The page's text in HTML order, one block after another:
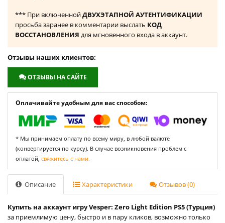
*** При включеннойДВУХЭТАПНОЙ АУТЕНТИФИКАЦИИ
просьба заранее в комментарии выслать КОД
ВОССТАНОВЛЕНИЯ для мгновенного входа в аккаунт.
Отзывы наших клиентов:
ОТЗЫВЫ НА САЙТЕ
Оплачивайте удобным для вас способом:
* Мы принимаем оплату по всему миру, в любой валюте
(конвертируется по курсу). В случае возникновения проблем с
оплатой, свяжитесь с нами.
Описание Характеристики Отзывов (0)
Купить на аккаунт игру Vesper: Zero Light Edition PS5 (Турция)
за приемлимую цену, быстро и в пару кликов, возможно только